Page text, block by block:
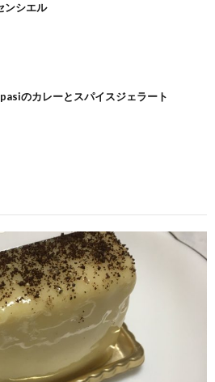
ンシエル
のカレーとスパイスジェラート